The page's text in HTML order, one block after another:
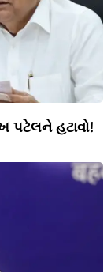
પટેલને હટાવો!